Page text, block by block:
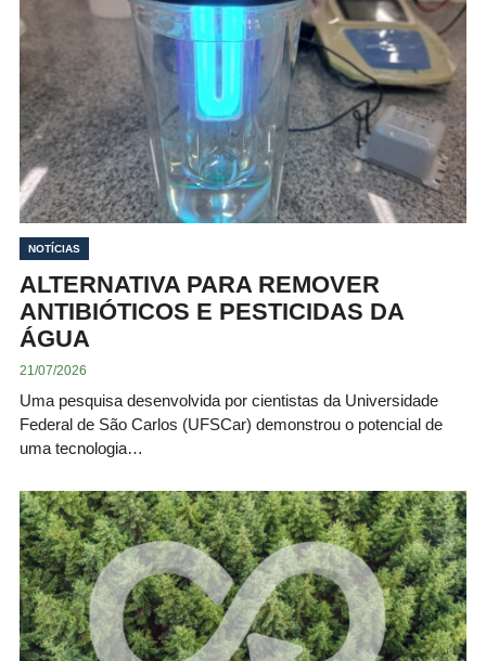
NOTÍCIAS
ALTERNATIVA PARA REMOVER
ANTIBIÓTICOS E PESTICIDAS DA
ÁGUA
21/07/2026
Uma pesquisa desenvolvida por cientistas da Universidade
Federal de São Carlos (UFSCar) demonstrou o potencial de
uma tecnologia…